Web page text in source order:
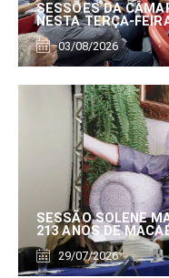
SESSÕES DA
NESTA TERÇA-
03/08/2026
SESSÃO SOLENE
213 ANOS DE
29/07/2026